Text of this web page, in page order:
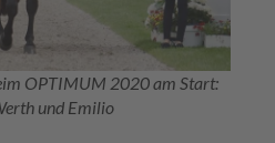
OPTIMUM 2020 am Start:
und Emilio